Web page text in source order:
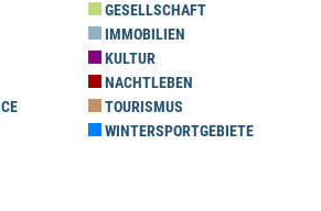
GESELLSCHAFT
IMMOBILIEN
KULTUR
NACHTLEBEN
TOURISMUS
WINTERSPORTGEBIETE